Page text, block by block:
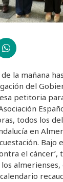
la mañana
del
petitoria
todos los
en
Bajo
el cáncer’,
almerienses,